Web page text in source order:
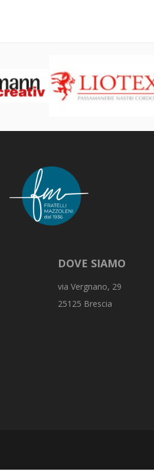
DOVE SIAMO
via Vergnano, 29
25125 Brescia